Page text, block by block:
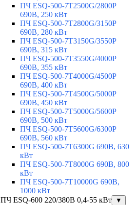
ПЧ ESQ-500-7T2500G/2800P
690В, 250 кВт
ПЧ ESQ-500-7T2800G/3150P
690В, 280 кВт
ПЧ ESQ-500-7T3150G/3550P
690В, 315 кВт
ПЧ ESQ-500-7T3550G/4000P
690В, 355 кВт
ПЧ ESQ-500-7T4000G/4500P
690В, 400 кВт
ПЧ ESQ-500-7T4500G/5000P
690В, 450 кВт
ПЧ ESQ-500-7T5000G/5600P
690В, 500 кВт
ПЧ ESQ-500-7T5600G/6300P
690В, 560 кВт
ПЧ ESQ-500-7T6300G 690В, 630
кВт
ПЧ ESQ-500-7T8000G 690В, 800
кВт
ПЧ ESQ-500-7T10000G 690В,
1000 кВт
ПЧ ESQ-600 220/380В 0,4-55 кВт
▼